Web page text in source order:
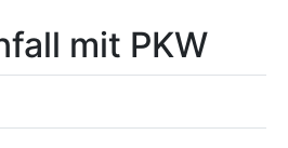
mit PKW